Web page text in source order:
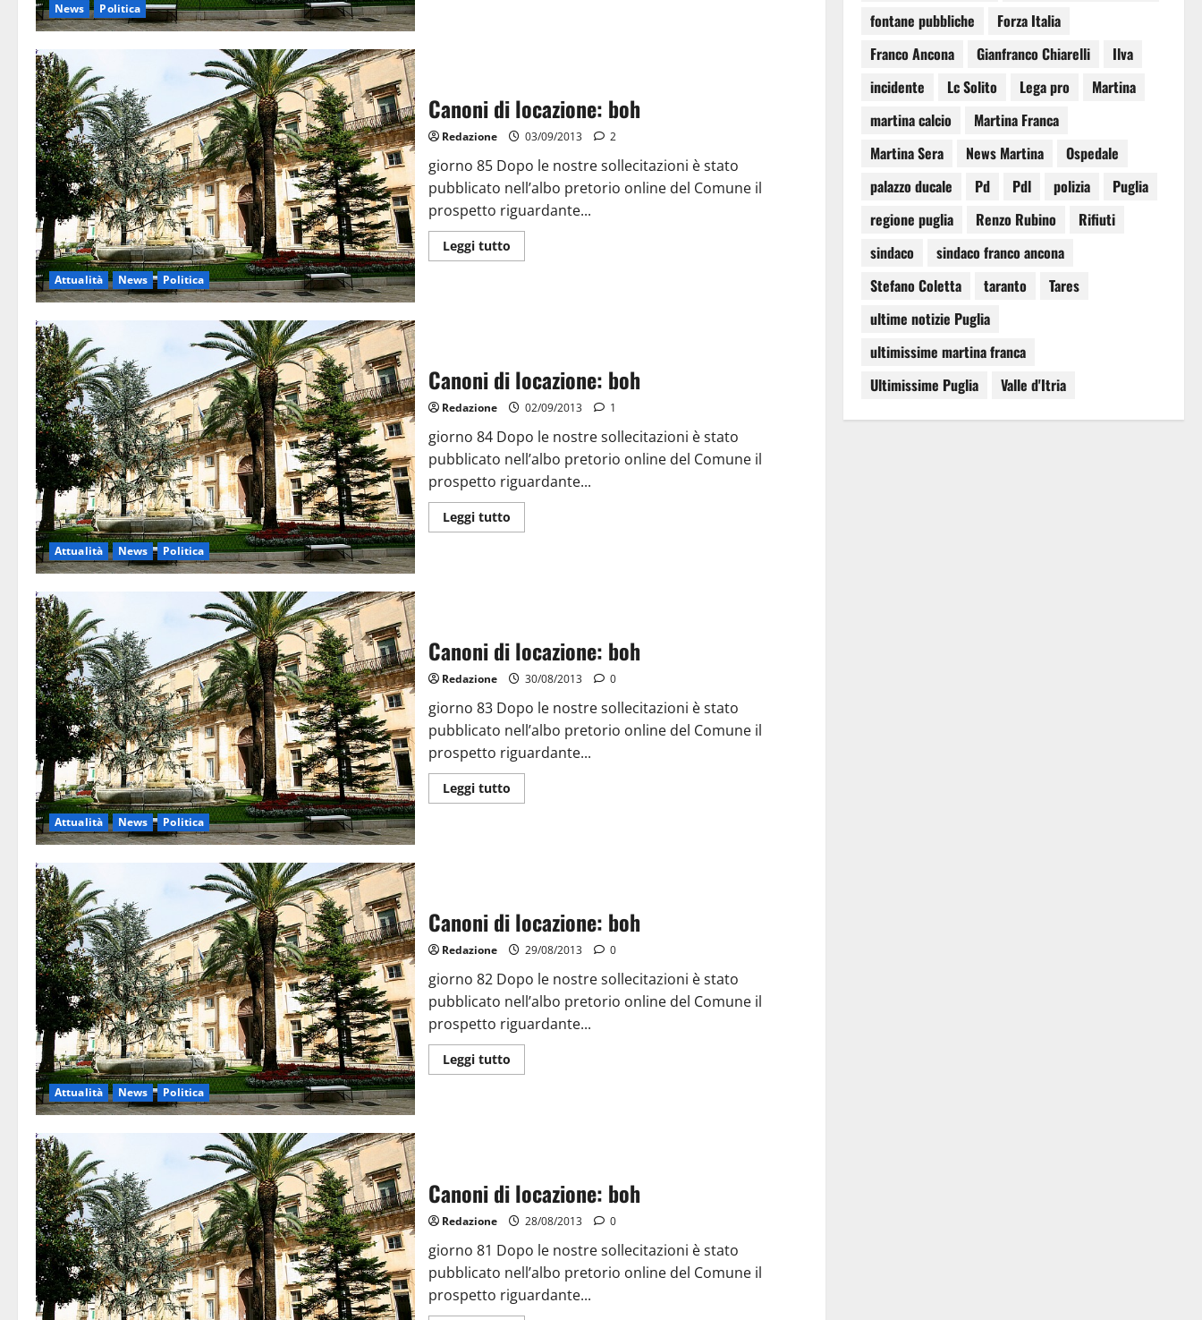
News Politica
Attualità News Politica
Canoni di locazione: boh
Redazione 03/09/2013 2
giorno 85 Dopo le nostre sollecitazioni è stato
pubblicato nell’albo pretorio online del Comune il
prospetto riguardante...
Leggi tutto
Attualità News Politica
Canoni di locazione: boh
Redazione 02/09/2013 1
giorno 84 Dopo le nostre sollecitazioni è stato
pubblicato nell’albo pretorio online del Comune il
prospetto riguardante...
Leggi tutto
Attualità News Politica
Canoni di locazione: boh
Redazione 30/08/2013 0
giorno 83 Dopo le nostre sollecitazioni è stato
pubblicato nell’albo pretorio online del Comune il
prospetto riguardante...
Leggi tutto
Attualità News Politica
Canoni di locazione: boh
Redazione 29/08/2013 0
giorno 82 Dopo le nostre sollecitazioni è stato
pubblicato nell’albo pretorio online del Comune il
prospetto riguardante...
Leggi tutto
Canoni di locazione: boh
Redazione 28/08/2013 0
giorno 81 Dopo le nostre sollecitazioni è stato
pubblicato nell’albo pretorio online del Comune il
prospetto riguardante...
fontane pubbliche
Forza Italia
Franco Ancona
Gianfranco Chiarelli
Ilva
incidente
Lc Solito Lega pro
Martina
martina calcio
Martina Franca
Martina Sera
News Martina
Ospedale
palazzo ducale
Pd Pdl polizia
Puglia
regione puglia
Renzo Rubino
Rifiuti
sindaco
sindaco franco ancona
Stefano Coletta
taranto
Tares
ultime notizie Puglia
ultimissime martina franca
Ultimissime Puglia
Valle d'Itria